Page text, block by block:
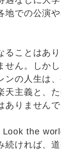
での公演
ることはあ
ん。しか
の人生は
主義と、
りませんで
the
ければ、